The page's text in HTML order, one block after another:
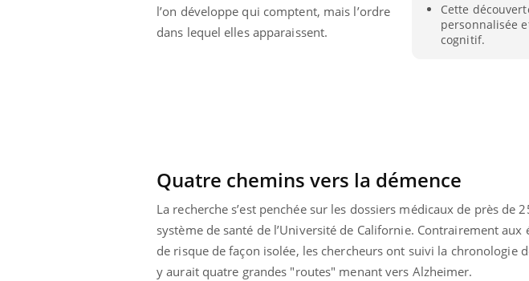
Cette
personnalisée
cognitif.
l’on développe qui comptent, mais l’ordre
dans lequel elles apparaissent.
Quatre chemins vers la démence
La recherche s’est penchée sur les dossiers médicaux de près de
système de santé de l’Université de Californie. Contrairement
de risque de façon isolée, les chercheurs ont suivi la chronologie
y aurait quatre grandes "routes" menant vers Alzheimer.